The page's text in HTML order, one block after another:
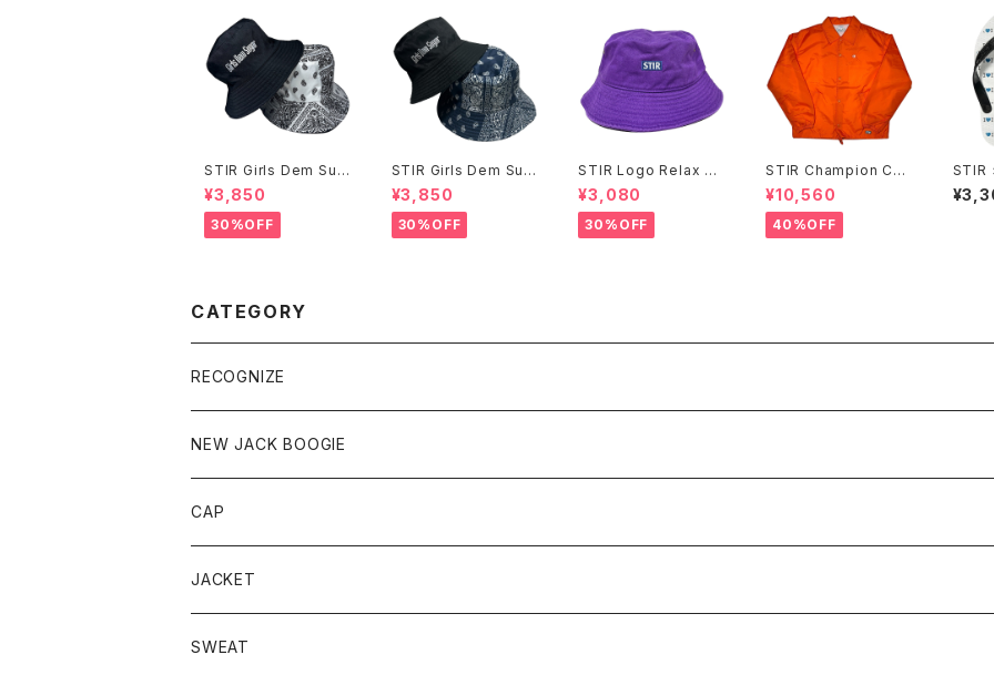
STIR Girls Dem Sug
ar Hat
¥3,850
30%OFF
STIR Girls Dem Sug
ar Hat
¥3,850
30%OFF
STIR Logo Relax Bu
cket Hat
¥3,080
30%OFF
STIR Champion Coa
ch Jacket
¥10,560
40%OFF
STIR
島ぞ
CATEGORY
RECOGNIZE
NEW JACK BOOGIE
CAP
JACKET
SWEAT